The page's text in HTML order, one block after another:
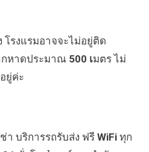
โรงแรมอาจจะไม่อยู่ติด
กหาดประมาณ 500 เมตร ไม่
ยู่ค่ะ
า บริการรถรับส่ง ฟรี WiFiทุก